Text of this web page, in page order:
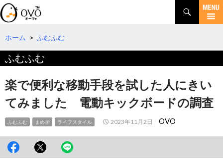
検
索
コ
テ
へ
移
動
ホーム > ふむふむ
ふむふむ
楽で便利な移動手段を試した人にきい
てみました 電動キックボードの調査
ふむふむ まめ学 ライフスタイル 2023年11月2日 OVO